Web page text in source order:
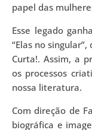
papel das
Esse legado
“Elas no
Curta!. Assim, a
os processos
nossa literatura.
Com direção de
biográfica e